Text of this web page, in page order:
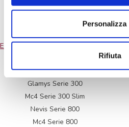
Personalizza
Rifiuta
Glamys 365
Navegación
de
entradas
Entradas anteriores
Glamys Serie 300
Mc4 Serie 300 Slim
Nevis Serie 800
Mc4 Serie 800